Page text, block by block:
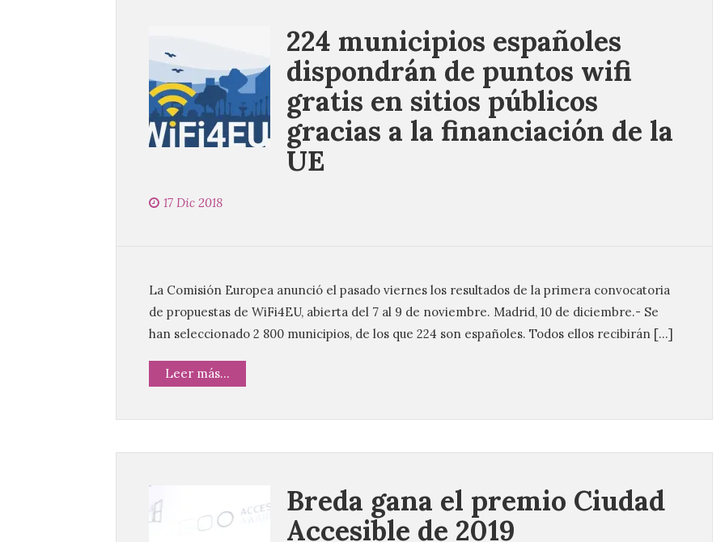
224 municipios españoles
dispondrán de puntos wifi
gratis en sitios públicos
gracias a la financiación de la
UE
17 Dic 2018
La Comisión Europea anunció el pasado viernes los resultados de la primera convocatoria
de propuestas de WiFi4EU, abierta del 7 al 9 de noviembre. Madrid, 10 de diciembre.- Se
han seleccionado 2 800 municipios, de los que 224 son españoles. Todos ellos recibirán […]
Leer más...
Breda gana el premio Ciudad
Accesible de 2019